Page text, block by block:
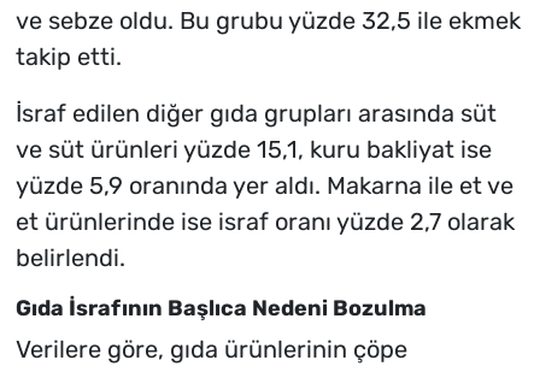
ve sebze oldu. Bu grubu yüzde 32,5 ile ekmek
takip etti.
İsraf edilen diğer gıda grupları arasında süt
ve süt ürünleri yüzde 15,1, kuru bakliyat ise
yüzde 5,9 oranında yer aldı. Makarna ile et ve
et ürünlerinde ise israf oranı yüzde 2,7 olarak
belirlendi.
Gıda İsrafının Başlıca Nedeni Bozulma
Verilere göre, gıda ürünlerinin çöpe